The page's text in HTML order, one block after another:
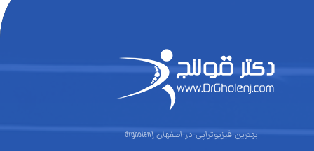
بهترین-فیزیوتراپی-در-اصفهان drgholenj